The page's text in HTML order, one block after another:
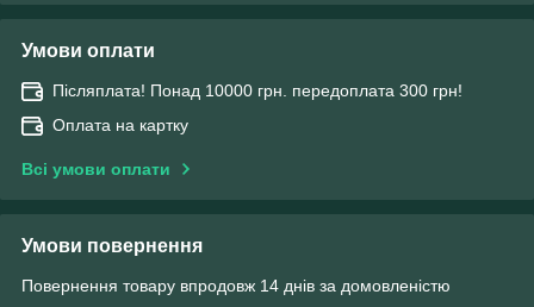
Умови оплати
Післяплата! Понад 10000 грн. передоплата 300 грн!
Оплата на картку
Всі умови оплати
Умови повернення
Повернення товару впродовж 14 днів за домовленістю